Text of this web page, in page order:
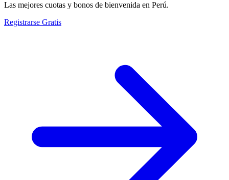
Las mejores cuotas y bonos de bienvenida en Perú.
Registrarse Gratis